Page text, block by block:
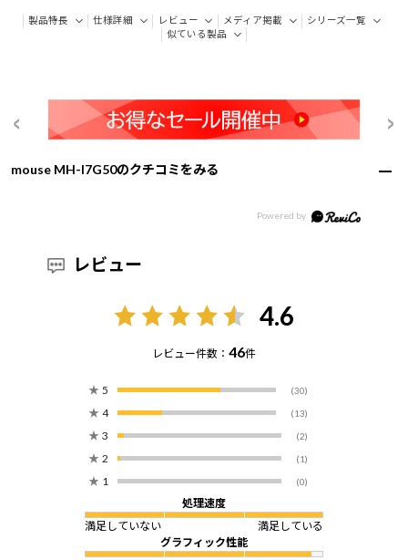
製品特長 仕様詳細 レビュー メディア掲載
シリーズ一覧
似ている製品
mouse MH-I7G50のクチコミをみる
レビュー
4.6
レビュー件数： 46件
★ 5 (30)
★ 4 (13)
★ 3 (2)
★ 2 (1)
★ 1 (0)
処理速度
満足していない
満足している
グラフィック性能